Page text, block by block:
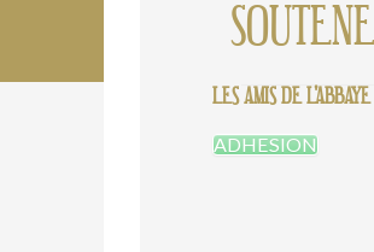
LES AMIS DE
ADHESION